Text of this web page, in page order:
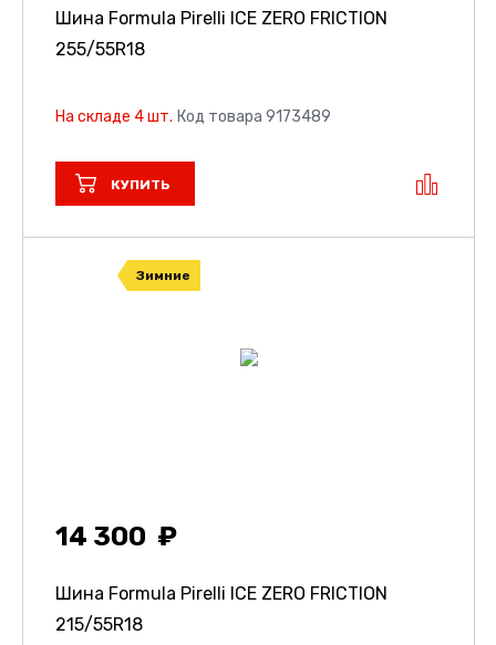
Шина Formula Pirelli ICE ZERO FRICTION
255/55R18
На складе 4 шт. Код товара 9173489
КУПИТЬ
Зимние
14 300
Шина Formula Pirelli ICE ZERO FRICTION
215/55R18